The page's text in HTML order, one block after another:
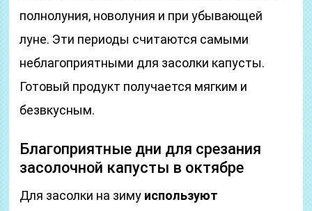
полнолуния, новолуния и при убывающей
луне. Эти периоды считаются самыми
неблагоприятными для засолки капусты.
Готовый продукт получается мягким и
безвкусным.
Благоприятные дни для срезания
засолочной капусты в октябре
Для засолки на зиму используют